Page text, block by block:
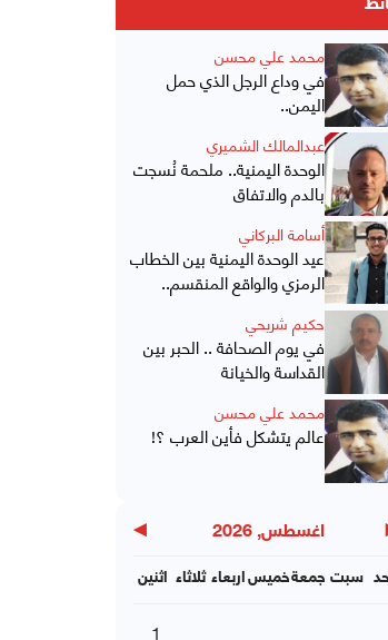
محمد علي محسن
في وداع الرجل الذي حمل
اليمن..
عبدالمالك الشميري
الوحدة اليمنية.. ملحمة نُسجت
بالدم والاتفاق
أسامة البركاني
عيد الوحدة اليمنية بين الخطاب
الرمزي والواقع المنقسم..
حكيم شريحي
في يوم الصحافة .. الحبر بين
القداسة والخيانة
محمد علي محسن
عالم يتشكل فأين العرب ؟!
اغسطس, 2026 ▶
اثنين ثلاثاء اربعاءخميسجمعة سبت
1